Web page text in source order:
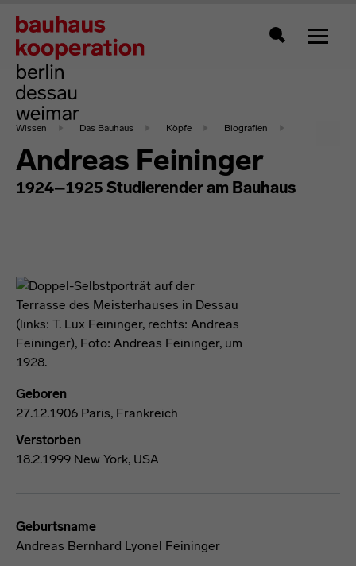
Zeigt
Wissen Das Bauhaus Köpfe Biografien
Andreas Feininger
1924–1925 Studierender am Bauhaus
Geboren
27.12.1906 Paris, Frankreich
Verstorben
18.2.1999 New York, USA
Geburtsname
Andreas Bernhard Lyonel Feininger